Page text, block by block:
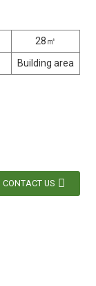
28㎡
Building area
CONTACT US